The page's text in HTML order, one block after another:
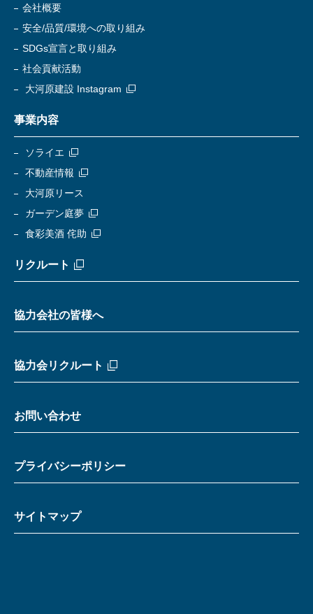
会社概要
安全/品質/環境への取り組み
SDGs宣言と取り組み
社会貢献活動
大河原建設 Instagram
事業内容
ソライエ
不動産情報
大河原リース
ガーデン庭夢
食彩美酒 侘助
リクルート
協力会社の皆様へ
協力会リクルート
お問い合わせ
プライバシーポリシー
サイトマップ